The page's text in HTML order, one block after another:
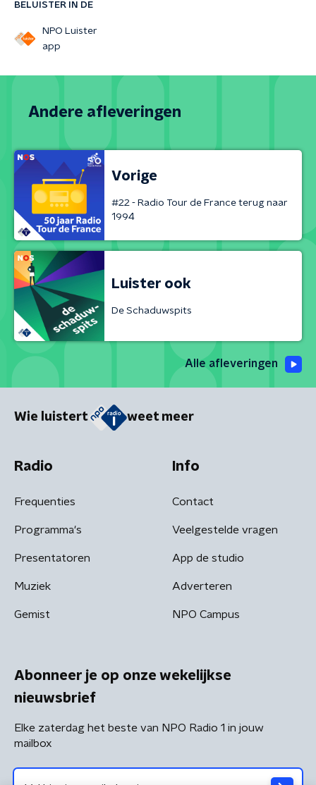
BELUISTER IN DE
NPO Luister
app
Andere afleveringen
Vorige
#22 - Radio Tour de France terug naar
1994
Luister ook
De Schaduwspits
Alle afleveringen
Wie luistert weet meer
Radio
Frequenties
Programma's
Presentatoren
Muziek
Gemist
Info
Contact
Veelgestelde vragen
App de studio
Adverteren
NPO Campus
Abonneer je op onze wekelijkse
nieuwsbrief
Elke zaterdag het beste van NPO Radio 1 in jouw
mailbox